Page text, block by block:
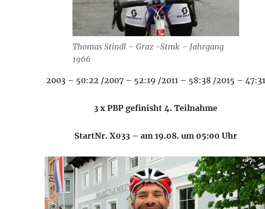
Thomas Stindl – Graz -Stmk – Jahrgang
1966
2003 – 50:22 /2007 – 52:19 /2011 – 58:38 /2015 – 47:31
3 x PBP gefinisht 4. Teilnahme
StartNr. X033 – am 19.08. um 05:00 Uhr